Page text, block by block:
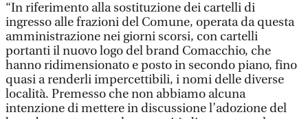
“In riferimento alla sostituzione dei cartelli di
ingresso alle frazioni del Comune, operata da questa
amministrazione nei giorni scorsi, con cartelli
portanti il nuovo logo del brand Comacchio, che
hanno ridimensionato e posto in secondo piano, fino
quasi a renderli impercettibili, i nomi delle diverse
località. Premesso che non abbiamo alcuna
intenzione di mettere in discussione l’adozione del